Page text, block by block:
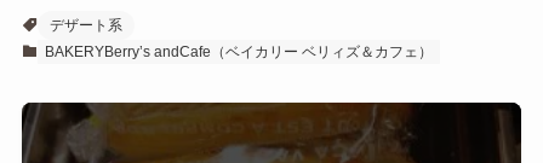
デザート系
BAKERYBerry’s andCafe（ベイカリー ベリィズ＆カフェ）